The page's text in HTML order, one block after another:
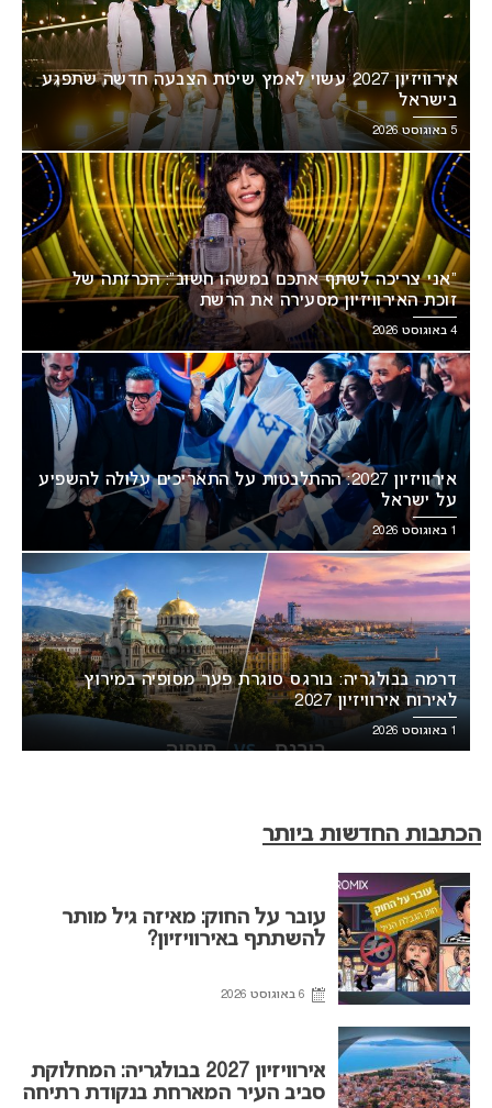
אירוויזיון 2027 עשוי לאמץ שיטת הצבעה חדשה שתפגע
בישראל
5 באוגוסט 2026
“אני צריכה לשתף אתכם במשהו חשוב”: הכרזתה של
זוכת האירוויזיון מסעירה את הרשת
4 באוגוסט 2026
אירוויזיון 2027: ההתלבטות על התאריכים עלולה להשפיע
על ישראל
1 באוגוסט 2026
דרמה בבולגריה: בורגס סוגרת פער מסופיה במירוץ
לאירוח אירוויזיון 2027
1 באוגוסט 2026
הכתבות החדשות ביותר
עובר על החוק: מאיזה גיל מותר
להשתתף באירוויזיון?
6 באוגוסט 2026
אירוויזיון 2027 בבולגריה: המחלוקת
סביב העיר המארחת בנקודת רתיחה